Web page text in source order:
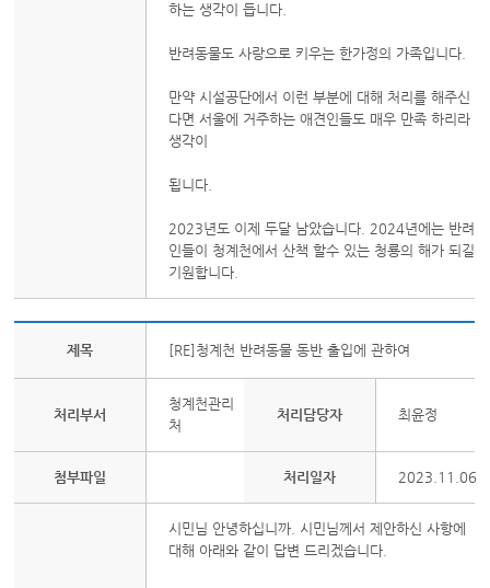
하는 생각이 듭니다.
반려동물도 사랑으로 키우는 한가정의 가족입니다.
만약 시설공단에서 이런 부분에 대해 처리를 해주신
다면 서울에 거주하는 애견인들도 매우 만족 하리라
생각이
됩니다.
2023년도 이제 두달 남았습니다. 2024년에는 반려
인들이 청계천에서 산책 할수 있는 청룡의 해가 되길
기원합니다.
제목 [RE]청계천 반려동물 동반 출입에 관하여
처리부서
청계천관리
처
처리담당자 최윤정
첨부파일 처리일자 2023.11.06
시민님 안녕하십니까. 시민님께서 제안하신 사항에
대해 아래와 같이 답변 드리겠습니다.